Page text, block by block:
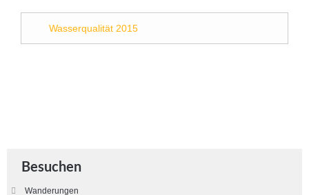
Wasserqualität 2015
Besuchen
Wanderungen